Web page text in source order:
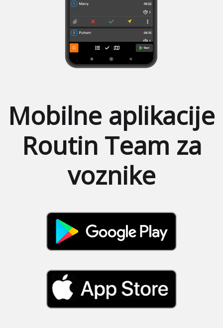
Mobilne aplikacije
Routin Team za
voznike